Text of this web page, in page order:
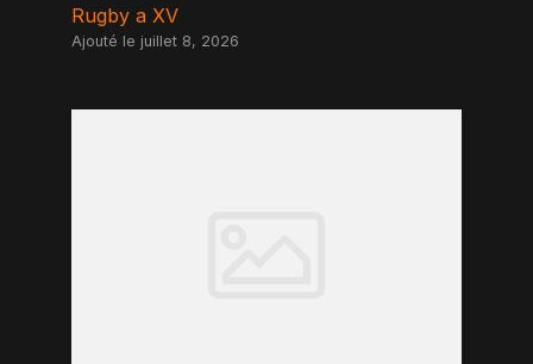
Rugby a XV
Ajouté le juillet 8, 2026